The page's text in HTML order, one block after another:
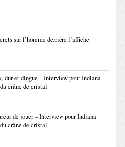
sur l’homme derrière l’affiche
dur et dingue – Interview pour Indiana
crâne de cristal
de jouer – Interview pour Indiana
crâne de cristal